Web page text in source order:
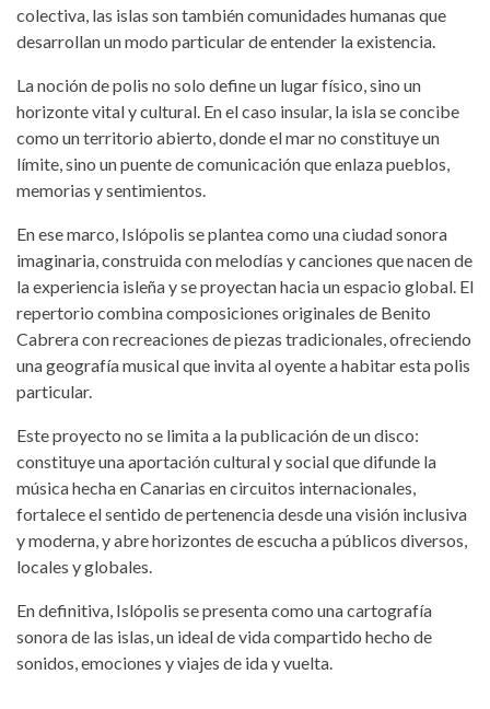
colectiva, las islas son también comunidades humanas que
desarrollan un modo particular de entender la existencia.
La noción de polis no solo define un lugar físico, sino un
horizonte vital y cultural. En el caso insular, la isla se concibe
como un territorio abierto, donde el mar no constituye un
límite, sino un puente de comunicación que enlaza pueblos,
memorias y sentimientos.
En ese marco, Islópolis se plantea como una ciudad sonora
imaginaria, construida con melodías y canciones que nacen de
la experiencia isleña y se proyectan hacia un espacio global. El
repertorio combina composiciones originales de Benito
Cabrera con recreaciones de piezas tradicionales, ofreciendo
una geografía musical que invita al oyente a habitar esta polis
particular.
Este proyecto no se limita a la publicación de un disco:
constituye una aportación cultural y social que difunde la
música hecha en Canarias en circuitos internacionales,
fortalece el sentido de pertenencia desde una visión inclusiva
y moderna, y abre horizontes de escucha a públicos diversos,
locales y globales.
En definitiva, Islópolis se presenta como una cartografía
sonora de las islas, un ideal de vida compartido hecho de
sonidos, emociones y viajes de ida y vuelta.